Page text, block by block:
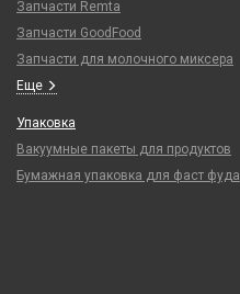
Запчасти Remta
Запчасти GoodFood
Запчасти для молочного миксера
Еще
Упаковка
Вакуумные пакеты для продуктов
Бумажная упаковка для фаст фуда